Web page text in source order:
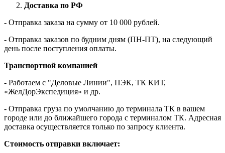
Доставка по РФ
- Отправка заказа на сумму от 10 000 рублей.
- Отправка заказов по будним дням (ПН-ПТ), на следующий
день после поступления оплаты.
Транспортной компанией
- Работаем с "Деловые Линии", ПЭК, ТК КИТ,
«ЖелДорЭкспедиция» и др.
- Отправка груза по умолчанию до терминала ТК в вашем
городе или до ближайшего города с терминалом ТК. Адресная
доставка осуществляется только по запросу клиента.
Стоимость отправки включает: